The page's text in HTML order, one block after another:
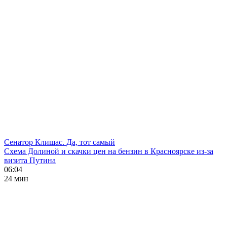
Сенатор Клишас. Да, тот самый
Схема Долиной и скачки цен на бензин в Красноярске из-за
визита Путина
06:04
24 мин